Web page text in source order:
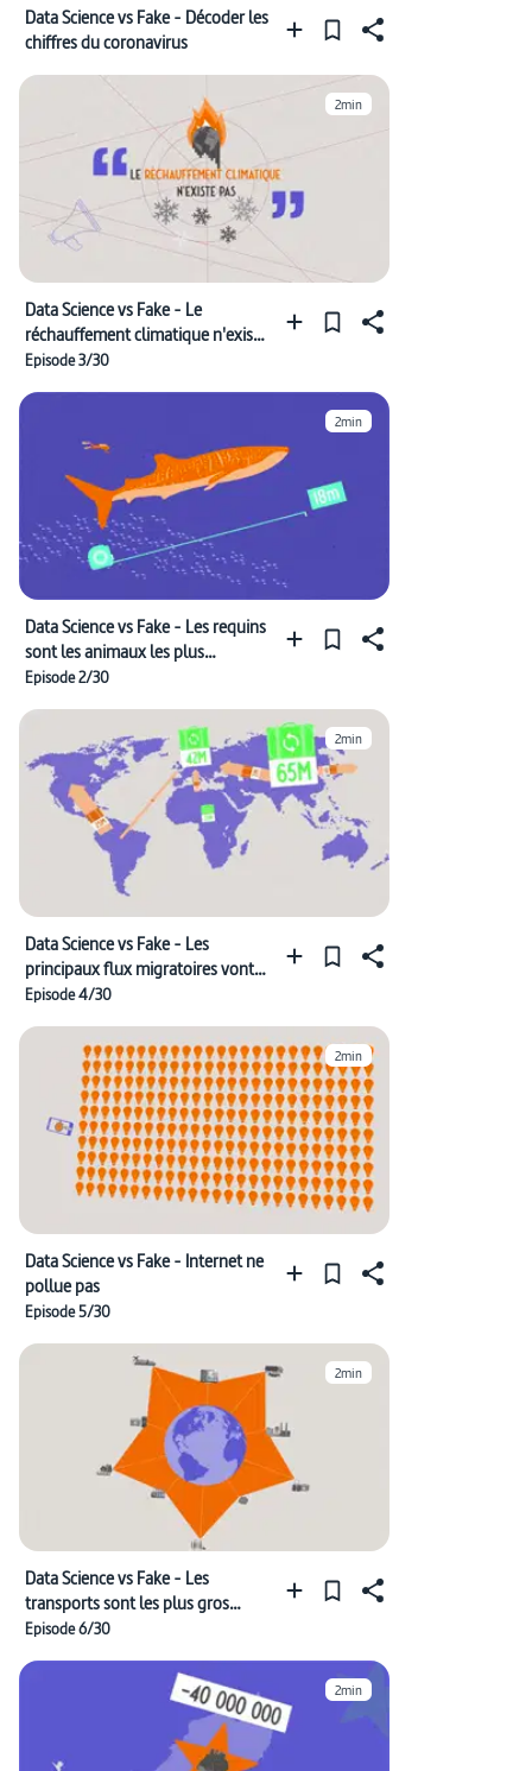
Data Science vs Fake - Décoder les
chiffres du coronavirus
2min
Data Science vs Fake - Le
réchauffement climatique n'existe
pas
Episode 3/30
2min
Data Science vs Fake - Les requins
sont les animaux les plus
dangereux du monde
Episode 2/30
2min
Data Science vs Fake - Les
principaux flux migratoires vont
de l'Afrique vers l'Europe
Episode 4/30
2min
Data Science vs Fake - Internet ne
pollue pas
Episode 5/30
2min
Data Science vs Fake - Les
transports sont les plus gros
émetteurs de gaz à effet de serre
Episode 6/30
2min